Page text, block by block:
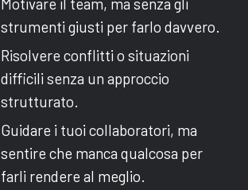
Motivare il team, ma senza gli
strumenti giusti per farlo davvero.
Risolvere conflitti o situazioni
difficili senza un approccio
strutturato.
Guidare i tuoi collaboratori, ma
sentire che manca qualcosa per
farli rendere al meglio.